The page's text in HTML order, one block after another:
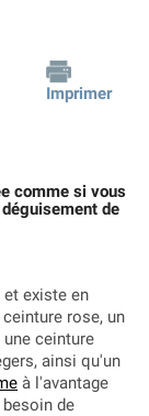
Imprimer
comme si vous
de
existe en
rose, un
ceinture
ainsi qu'un
à l'avantage
de